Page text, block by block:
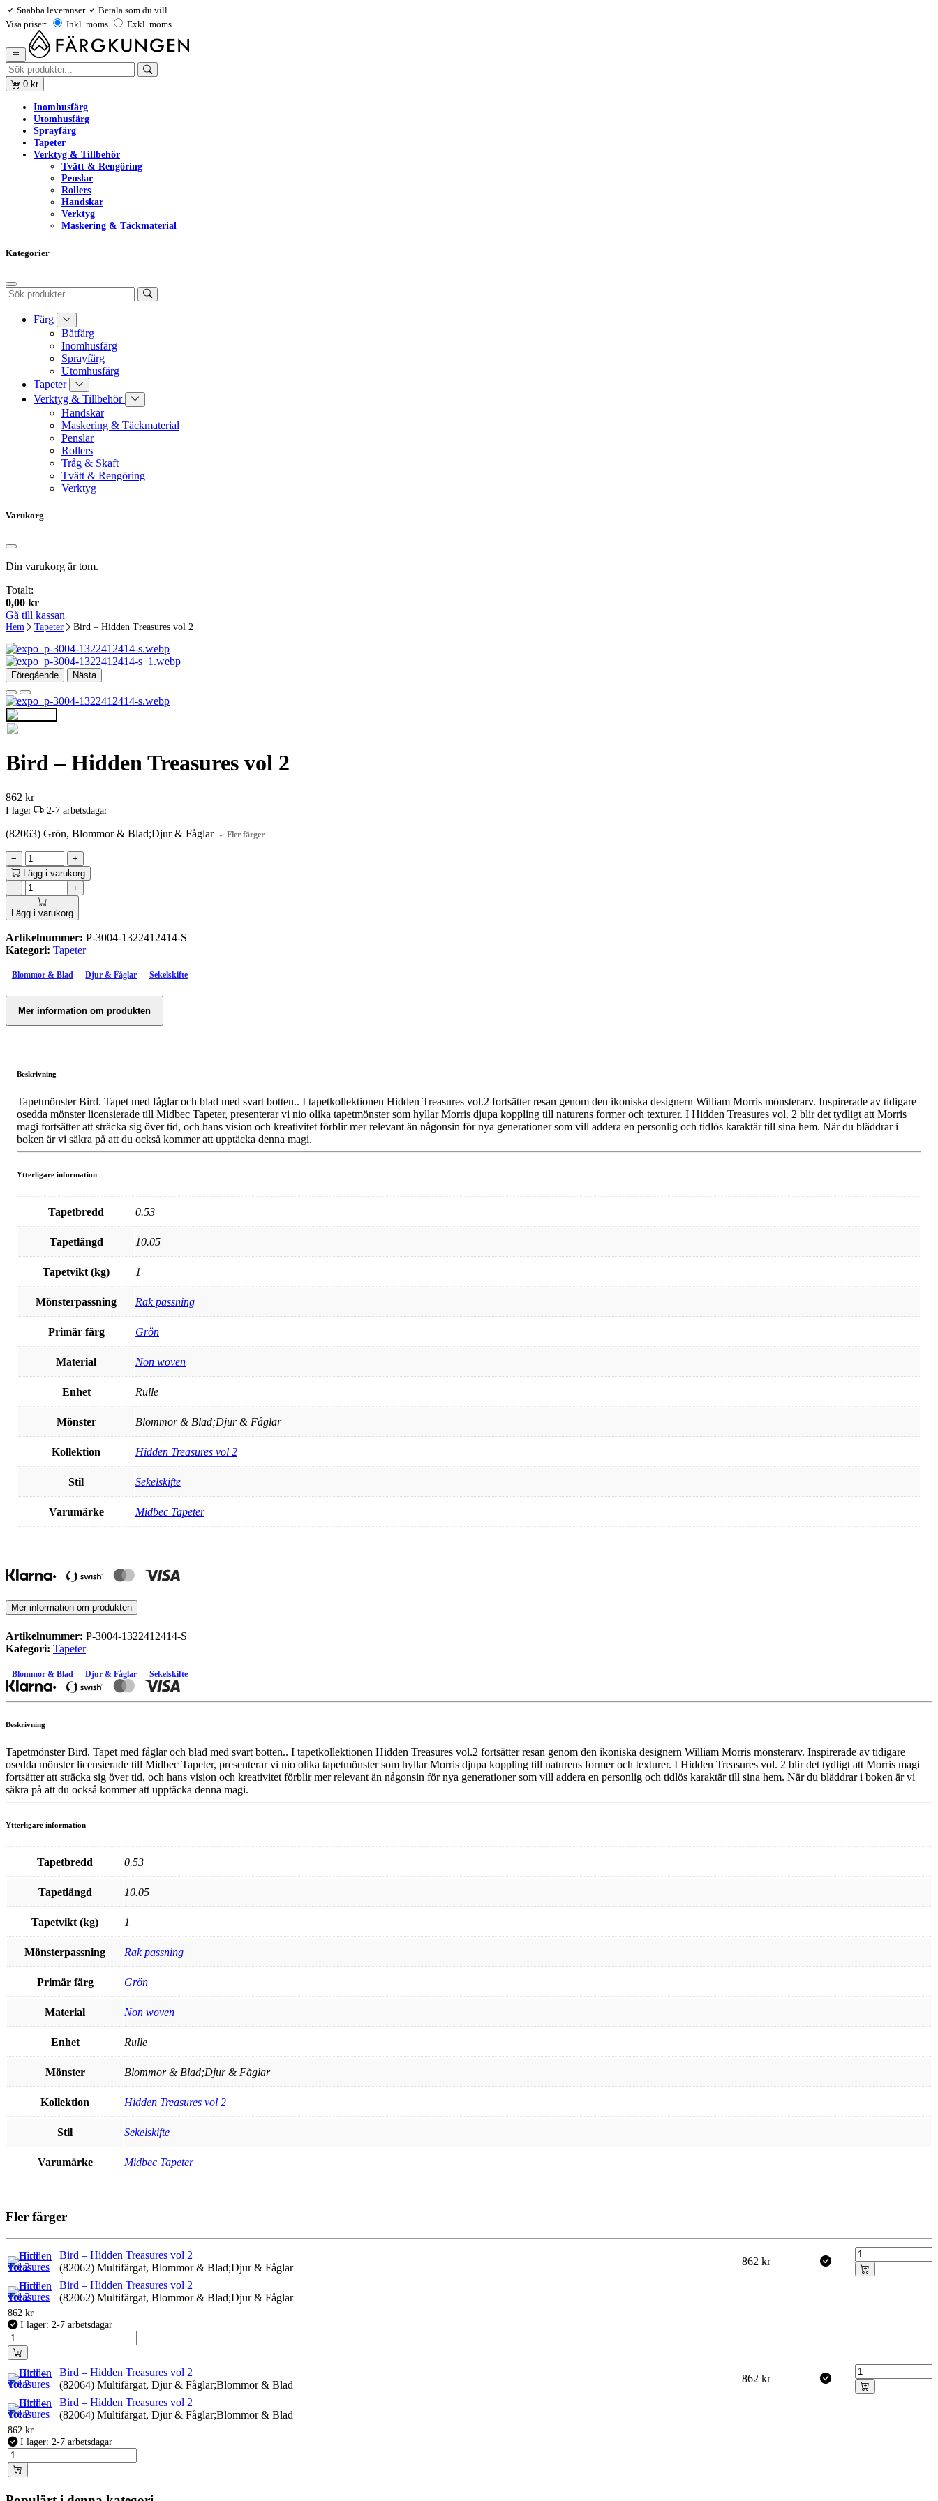
Snabba leveranser
Betala som du vill
Visa priser:
Inkl. moms Exkl. moms
0 kr
Inomhusfärg
Utomhusfärg
Sprayfärg
Tapeter
Verktyg & Tillbehör
Tvätt & Rengöring
Penslar
Rollers
Handskar
Verktyg
Maskering & Täckmaterial
Kategorier
Färg
Båtfärg
Inomhusfärg
Sprayfärg
Utomhusfärg
Tapeter
Verktyg & Tillbehör
Handskar
Maskering & Täckmaterial
Penslar
Rollers
Tråg & Skaft
Tvätt & Rengöring
Verktyg
Varukorg
Din varukorg är tom.
Totalt:
0,00 kr
Gå till kassan
Hem Tapeter Bird – Hidden Treasures vol 2
Föregående Nästa
Bird – Hidden Treasures vol 2
862 kr
I lager 2-7 arbetsdagar
(82063) Grön, Blommor & Blad;Djur & Fåglar Fler färger
−
+
Lägg i varukorg
−
+
Lägg i varukorg
Artikelnummer: P-3004-1322412414-S
Kategori: Tapeter
Blommor & Blad Djur & Fåglar Sekelskifte
Mer information om produkten
Beskrivning
Tapetmönster Bird. Tapet med fåglar och blad med svart botten.. I tapetkollektionen Hidden Treasures vol.2 fortsätter resan genom den ikoniska designern William Morris mönsterarv. Inspirerade av tidigare
osedda mönster licensierade till Midbec Tapeter, presenterar vi nio olika tapetmönster som hyllar Morris djupa koppling till naturens former och texturer. I Hidden Treasures vol. 2 blir det tydligt att Morris
magi fortsätter att sträcka sig över tid, och hans vision och kreativitet förblir mer relevant än någonsin för nya generationer som vill addera en personlig och tidlös karaktär till sina hem. När du bläddrar i
boken är vi säkra på att du också kommer att upptäcka denna magi.
Ytterligare information
Tapetbredd 0.53
Tapetlängd 10.05
Tapetvikt (kg) 1
Mönsterpassning Rak passning
Primär färg Grön
Material Non woven
Enhet Rulle
Mönster Blommor & Blad;Djur & Fåglar
Kollektion Hidden Treasures vol 2
Stil Sekelskifte
Varumärke Midbec Tapeter
Mer information om produkten
Artikelnummer: P-3004-1322412414-S
Kategori: Tapeter
Blommor & Blad Djur & Fåglar Sekelskifte
Beskrivning
Tapetmönster Bird. Tapet med fåglar och blad med svart botten.. I tapetkollektionen Hidden Treasures vol.2 fortsätter resan genom den ikoniska designern William Morris mönsterarv. Inspirerade av tidigare
osedda mönster licensierade till Midbec Tapeter, presenterar vi nio olika tapetmönster som hyllar Morris djupa koppling till naturens former och texturer. I Hidden Treasures vol. 2 blir det tydligt att Morris magi
fortsätter att sträcka sig över tid, och hans vision och kreativitet förblir mer relevant än någonsin för nya generationer som vill addera en personlig och tidlös karaktär till sina hem. När du bläddrar i boken är vi
säkra på att du också kommer att upptäcka denna magi.
Ytterligare information
Tapetbredd 0.53
Tapetlängd 10.05
Tapetvikt (kg) 1
Mönsterpassning Rak passning
Primär färg Grön
Material Non woven
Enhet Rulle
Mönster Blommor & Blad;Djur & Fåglar
Kollektion Hidden Treasures vol 2
Stil Sekelskifte
Varumärke Midbec Tapeter
Fler färger
Bird – Hidden Treasures vol 2
(82062) Multifärgat, Blommor & Blad;Djur & Fåglar
862 kr
Bird – Hidden Treasures vol 2
(82062) Multifärgat, Blommor & Blad;Djur & Fåglar
862 kr
I lager: 2-7 arbetsdagar
Bird – Hidden Treasures vol 2
(82064) Multifärgat, Djur & Fåglar;Blommor & Blad
862 kr
Bird – Hidden Treasures vol 2
(82064) Multifärgat, Djur & Fåglar;Blommor & Blad
862 kr
I lager: 2-7 arbetsdagar